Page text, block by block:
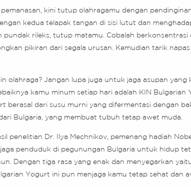
pemanasan, kini tutup olahragamu dengan
kedua telapak tangan di sisi lutut dan
pundak rileks, tutup matamu. Cobalah berkonsentrasi
pikiran dari segala urusan. Kemudian tarik
olahraga? Jangan lupa juga untuk jaga asupan yang
kamu minum setiap hari adalah KIN Bulgarian
berasal dari susu murni yang difermentasi dengan
Bulgaria yang membuat tubuh tetap awet muda.
penelitian Dr. Ilya Mechnikov, pemenang hadiah
penduduk di pegunungan Bulgaria untuk hidup
Dengan tiga rasa yang enak dan menyegarkan
Yogurt ini pun menjaga kamu tetap sehat dan